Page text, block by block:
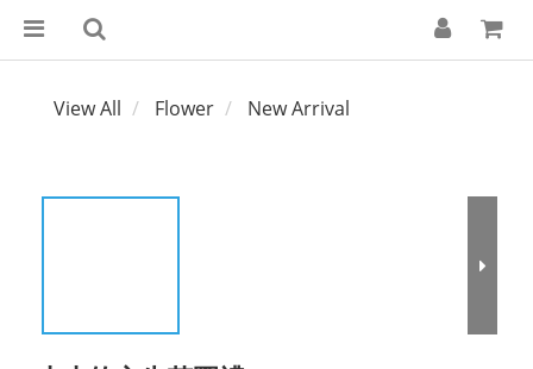
View All Flower New Arrival